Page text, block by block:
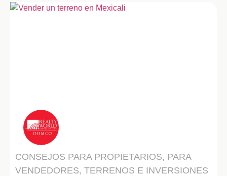
CONSEJOS PARA PROPIETARIOS, PARA
VENDEDORES, TERRENOS E INVERSIONES